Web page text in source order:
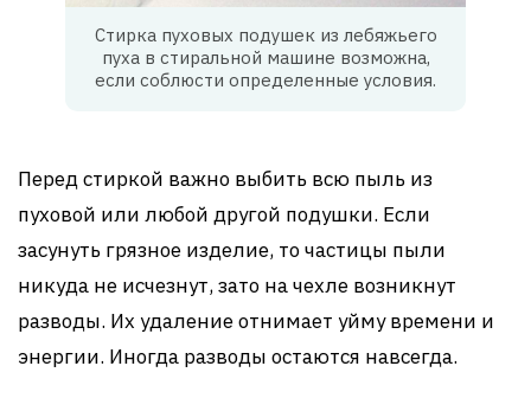
Стирка пуховых подушек из лебяжьего
пуха в стиральной машине возможна,
если соблюсти определенные условия.
Перед стиркой важно выбить всю пыль из
пуховой или любой другой подушки. Если
засунуть грязное изделие, то частицы пыли
никуда не исчезнут, зато на чехле возникнут
разводы. Их удаление отнимает уйму времени и
энергии. Иногда разводы остаются навсегда.